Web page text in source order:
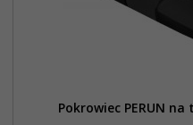
Pokrowiec PERUN